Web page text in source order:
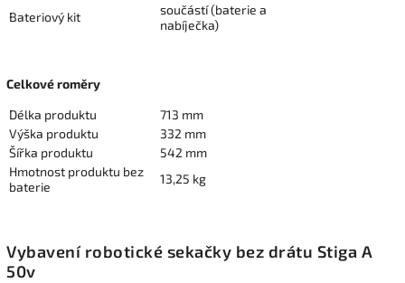
Bateriový kit
součástí (baterie a
nabíječka)
Celkové roměry
Délka produktu
713 mm
Výška produktu
332 mm
Šířka produktu
542 mm
Hmotnost produktu bez
baterie
13,25 kg
Vybavení robotické sekačky bez drátu Stiga A
50v